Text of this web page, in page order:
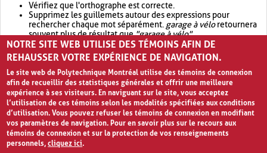
Vérifiez que l'orthographe est correcte.
Supprimez les guillemets autour des expressions pour
rechercher chaque mot séparément. garage à véloretournera
souvent plus de résultat que"garage à vélo".
Envisagez d'élargir votre recherche avec OR.garage OR vélo
retournera souvent plus de résultat quegarage à vélo
NOTRE SITE WEB UTILISE DES TÉMOINS AFIN DE
REHAUSSER VOTRE EXPÉRIENCE DE NAVIGATION.
Le site web de Polytechnique Montréal utilise des témoins de connexion
afin de recueillir des statistiques générales et offrir une meilleure
expérience à ses visiteurs. En naviguant sur le site, vous acceptez
l’utilisation de ces témoins selon les modalités spécifiées aux conditions
d’utilisation. Vous pouvez refuser les témoins de connexion en modifiant
vos paramètres de navigation. Pour en savoir plus sur le recours aux
témoins de connexion et sur la protection de vos renseignements
personnels,cliquez ici.